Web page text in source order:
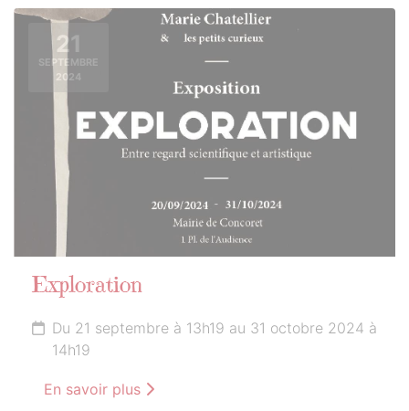
21
SEPTEMBRE
2024
Exploration
Du 21 septembre à 13h19 au 31 octobre 2024 à
14h19
En savoir plus